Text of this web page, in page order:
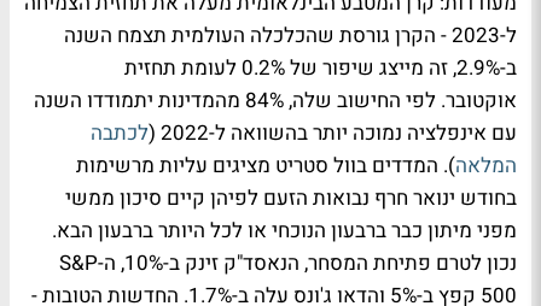
ל-2023 - הקרן גורסת שהכלכלה העולמית תצמח השנה
ב-2.9%, זה מייצג שיפור של 0.2% לעומת תחזית
אוקטובר. לפי החישוב שלה, 84% מהמדינות יתמודדו השנה
עם אינפלציה נמוכה יותר בהשוואה ל-2022 (
לכתבה
המלאה). המדדים בוול סטריט מציגים עליות מרשימות
בחודש ינואר חרף נבואות הזעם לפיהן קיים סיכון ממשי
מפני מיתון כבר ברבעון הנוכחי או לכל היותר ברבעון הבא.
נכון לטרם פתיחת המסחר, הנאסד"ק זינק ב-10%, ה-S&P
500 קפץ ב-5% והדאו ג'ונס עלה ב-1.7%. החדשות הטובות -